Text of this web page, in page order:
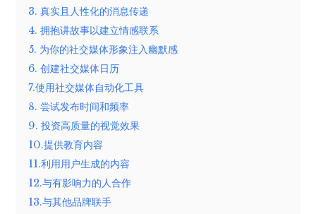
3. 真实且人性化的消息传递
4. 拥抱讲故事以建立情感联系
5. 为你的社交媒体形象注入幽默感
6. 创建社交媒体日历
7.使用社交媒体自动化工具
8. 尝试发布时间和频率
9. 投资高质量的视觉效果
10.提供教育内容
11.利用用户生成的内容
12.与有影响力的人合作
13.与其他品牌联手